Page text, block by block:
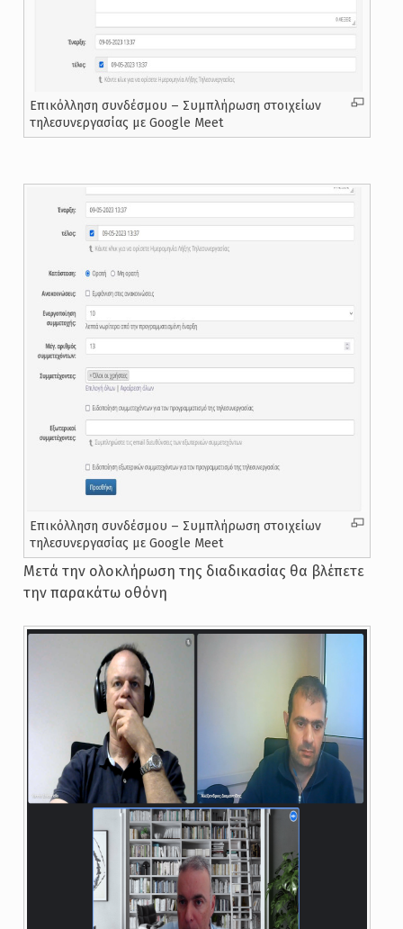
Επικόλληση συνδέσμου – Συμπλήρωση στοιχείων
τηλεσυνεργασίας με Google Meet
Επικόλληση συνδέσμου – Συμπλήρωση στοιχείων
τηλεσυνεργασίας με Google Meet
Μετά την ολοκλήρωση της διαδικασίας θα βλέπετε
την παρακάτω οθόνη